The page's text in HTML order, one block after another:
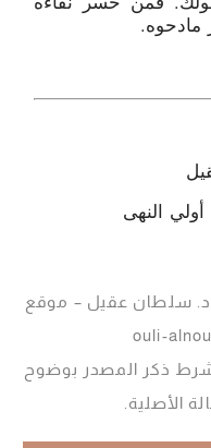
مادحوه.
أولي النهى
د. سلطان عقيل – موقع
ذكر المصدر بوضوح
الأصلية.